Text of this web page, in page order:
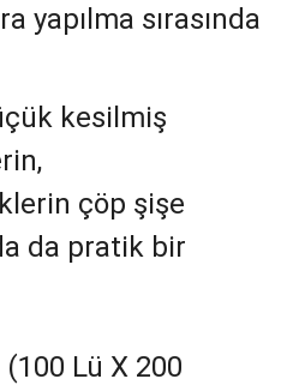
yapılma sırasında
kesilmiş
çöp şişe
da pratik bir
Lü X 200